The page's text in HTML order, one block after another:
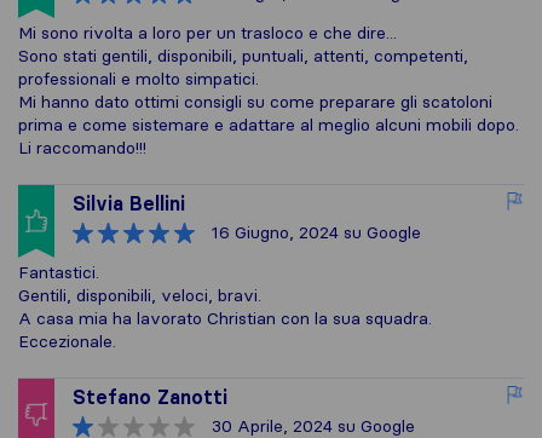
Mi sono rivolta a loro per un trasloco e che dire...
Sono stati gentili, disponibili, puntuali, attenti, competenti,
professionali e molto simpatici.
Mi hanno dato ottimi consigli su come preparare gli scatoloni
prima e come sistemare e adattare al meglio alcuni mobili dopo.
Li raccomando!!!
Silvia Bellini
16 Giugno, 2024 su Google
Fantastici.
Gentili, disponibili, veloci, bravi.
A casa mia ha lavorato Christian con la sua squadra.
Eccezionale.
Stefano Zanotti
30 Aprile, 2024 su Google